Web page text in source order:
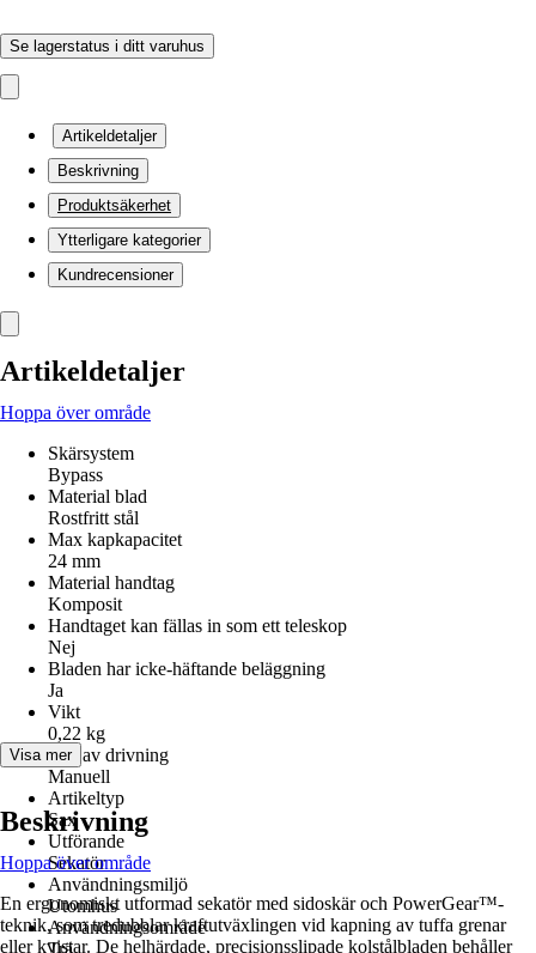
Se lagerstatus i ditt varuhus
Artikeldetaljer
Beskrivning
Produktsäkerhet
Ytterligare kategorier
Kundrecensioner
Artikeldetaljer
Hoppa över område
Skärsystem
Bypass
Material blad
Rostfritt stål
Max kapkapacitet
24 mm
Material handtag
Komposit
Handtaget kan fällas in som ett teleskop
Nej
Bladen har icke-häftande beläggning
Ja
Vikt
0,22 kg
Typ av drivning
Manuell
Artikeltyp
Sax
Utförande
Sekatör
Användningsmiljö
Utomhus
Användningsområde
Trä
Visa mer
Beskrivning
Hoppa över område
En ergonomiskt utformad sekatör med sidoskär och PowerGear™-
teknik, som tredubblar kraftutväxlingen vid kapning av tuffa grenar
eller kvistar. De helhärdade, precisionsslipade kolstålbladen behåller